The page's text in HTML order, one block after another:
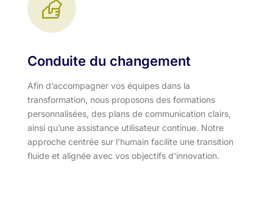
Conduite du changement
Afin d’accompagner vos équipes dans la
transformation, nous proposons des formations
personnalisées, des plans de communication clairs,
ainsi qu’une assistance utilisateur continue. Notre
approche centrée sur l'humain facilite une transition
fluide et alignée avec vos objectifs d'innovation.​